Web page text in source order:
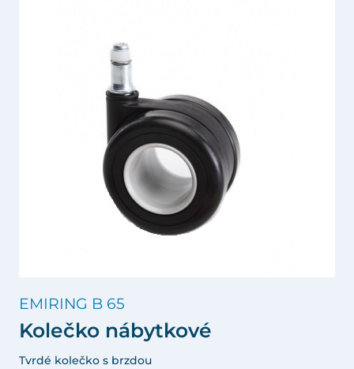
EMIRING B 65
Kolečko nábytkové
Tvrdé kolečko s brzdou